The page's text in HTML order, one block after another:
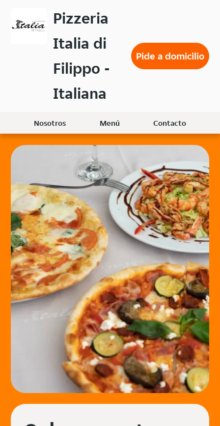
menú
Pizzeria
Italia di
Filippo -
Italiana
Pide a domicilio
Nosotros Menú Contacto